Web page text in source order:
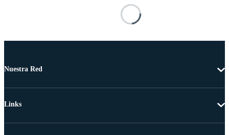
Nuestra Red
Links